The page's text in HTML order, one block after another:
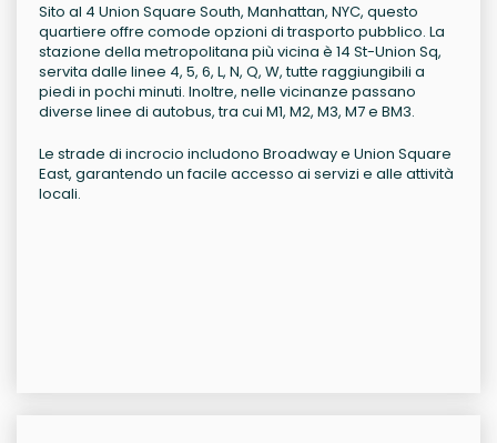
Sito al 4 Union Square South, Manhattan, NYC, questo
quartiere offre comode opzioni di trasporto pubblico. La
stazione della metropolitana più vicina è 14 St-Union Sq,
servita dalle linee 4, 5, 6, L, N, Q, W, tutte raggiungibili a
piedi in pochi minuti. Inoltre, nelle vicinanze passano
diverse linee di autobus, tra cui M1, M2, M3, M7 e BM3.
Le strade di incrocio includono Broadway e Union Square
East, garantendo un facile accesso ai servizi e alle attività
locali.